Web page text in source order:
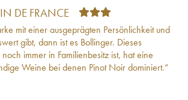
Bollinger 2007
Françaises Bollinger
Brut Bollinger 2006 116€
2006 89€
Brut Bollinger2005 138€
DE FRANCE
mit einer ausgeprägten Persönlichkeit und
gibt, dann ist es Bollinger. Dieses
immer in Familienbesitz ist, hat eine
Weine bei denen Pinot Noir dominiert.“